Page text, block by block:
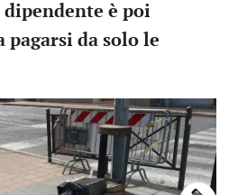
è poi
pagarsi da solo le